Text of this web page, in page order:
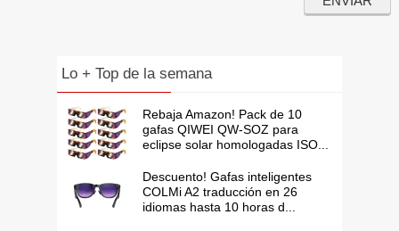
Lo + Top de la semana
Rebaja Amazon! Pack de 10
gafas QIWEI QW-SOZ para
eclipse solar homologadas ISO...
Descuento! Gafas inteligentes
COLMi A2 traducción en 26
idiomas hasta 10 horas d...